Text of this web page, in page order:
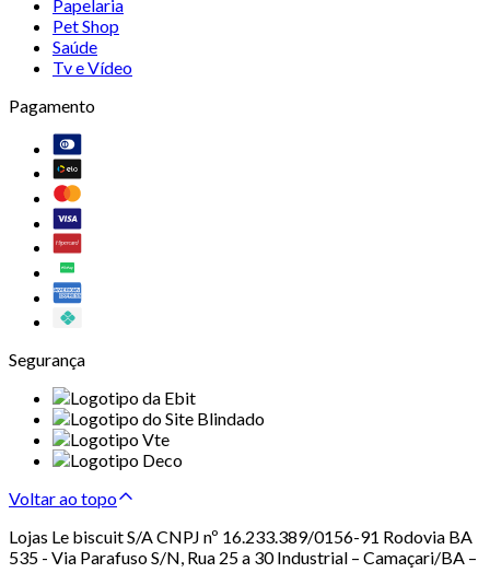
Papelaria
Pet Shop
Saúde
Tv e Vídeo
Pagamento
Segurança
Voltar ao topo
Lojas Le biscuit S/A CNPJ nº 16.233.389/0156-91 Rodovia BA
535 - Via Parafuso S/N, Rua 25 a 30 Industrial – Camaçari/BA –